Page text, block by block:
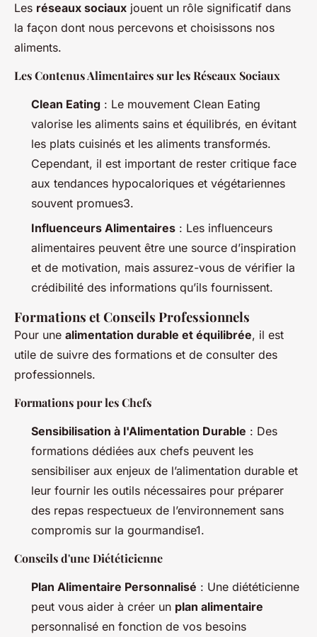
Les réseaux sociaux jouent un rôle significatif dans
la façon dont nous percevons et choisissons nos
aliments.
Les Contenus Alimentaires sur les Réseaux Sociaux
Clean Eating : Le mouvement Clean Eating
valorise les aliments sains et équilibrés, en évitant
les plats cuisinés et les aliments transformés.
Cependant, il est important de rester critique face
aux tendances hypocaloriques et végétariennes
souvent promues3.
Influenceurs Alimentaires : Les influenceurs
alimentaires peuvent être une source d’inspiration
et de motivation, mais assurez-vous de vérifier la
crédibilité des informations qu’ils fournissent.
Formations et Conseils Professionnels
Pour une alimentation durable et équilibrée, il est
utile de suivre des formations et de consulter des
professionnels.
Formations pour les Chefs
Sensibilisation à l'Alimentation Durable : Des
formations dédiées aux chefs peuvent les
sensibiliser aux enjeux de l’alimentation durable et
leur fournir les outils nécessaires pour préparer
des repas respectueux de l’environnement sans
compromis sur la gourmandise1.
Conseils d'une Diététicienne
Plan Alimentaire Personnalisé : Une diététicienne
peut vous aider à créer un plan alimentaire
personnalisé en fonction de vos besoins